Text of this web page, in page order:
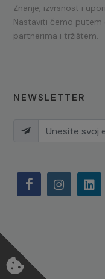
Znanje, izvrsnost i
Nastaviti ćemo putem
partnerima i tržištem.
NEWSLETTER